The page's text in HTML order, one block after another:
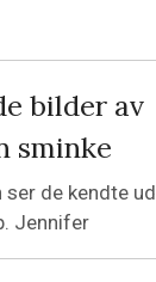
bilder av
sminke
ser de kendte ud
Jennifer